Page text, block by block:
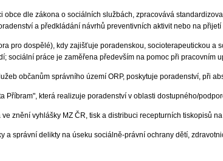
obce dle zákona o sociálních službách, zpracovává
a předkládání návrhů preventivních aktivit nebo na
pro dospělé), kdy zajišťuje poradenskou, socioterapeutickou
sociální práce je zaměřena především na pomoc při
občanům správního území ORP, poskytuje poradenství, při
Příbram", která realizuje poradenství v oblasti dostupného/
znění vyhlášky MZ ČR, tisk a distribuci recepturních tiskopisů
a správní delikty na úseku sociálně-právní ochrany dětí,